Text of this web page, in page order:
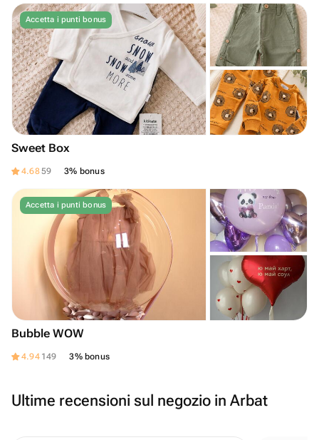
Accetta i punti bonus
Sweet Box
4.6859 3% bonus
Accetta i punti bonus
Bubble WOW
4.94 149 3% bonus
Ultime recensioni sul negozio in Arbat